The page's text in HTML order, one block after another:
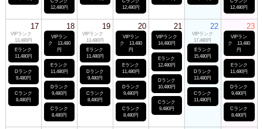
12,480円
12,480円
12,480円
17
VIPランク
13,480円
Eランク
11,480円
Dランク
9,480円
Cランク
8,480円
18
VIPラン
ク 13,480
円
Eランク
11,480円
Dランク
9,480円
Cランク
8,480円
19
VIPランク
13,480円
Eランク
11,480円
Dランク
9,480円
Cランク
8,480円
20
VIPラン
ク 13,480
円
Eランク
11,480円
Dランク
9,480円
Cランク
8,480円
21
VIPランク
14,480円
Eランク
12,480円
Dランク
10,480円
Cランク
9,480円
22
VIPランク
17,480円
Eランク
15,480円
Dランク
13,480円
Cランク
11,480円
23
VIPラン
ク 13,480
円
Eランク
11,480円
Dランク
9,480円
Cランク
8,480円